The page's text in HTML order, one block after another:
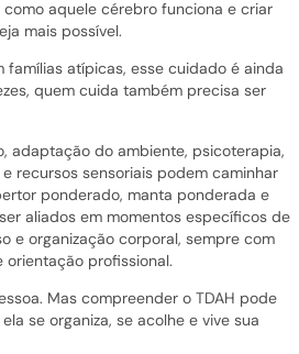
aquele cérebro funciona e criar
mais possível.
famílias atípicas, esse cuidado é ainda
quem cuida também precisa ser
adaptação do ambiente, psicoterapia,
recursos sensoriais podem caminhar
ponderado, manta ponderada e
aliados em momentos específicos de
e organização corporal, sempre com
orientação profissional.
Mas compreender o TDAH pode
se organiza, se acolhe e vive sua